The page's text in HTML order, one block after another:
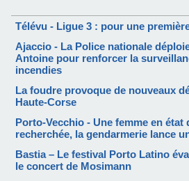
Télévu - Ligue 3 : pour une
Ajaccio - La Police nationale
Antoine pour renforcer la
incendies
La foudre provoque de nouveaux
Haute-Corse
Porto-Vecchio - Une femme en état
recherchée, la gendarmerie lance
Bastia – Le festival Porto Latino
le concert de Mosimann